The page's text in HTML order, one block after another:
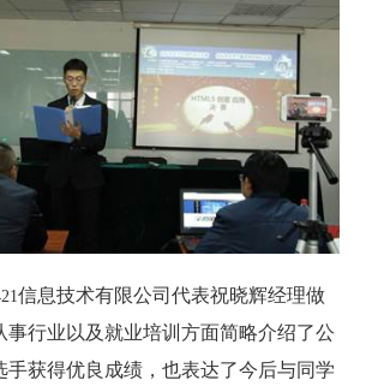
信息技术有限公司代表祝晓辉经理做
事行业以及就业培训方面简略介绍了公
手获得优良成绩，也表达了今后与同学